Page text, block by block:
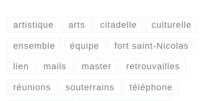
o
o
l
d
o
dI
n
sA ge
r
artistique arts citadelle culturelle
ensemble équipe fort saint-Nicolas
lien mails master retrouvailles
réunions souterrains téléphone